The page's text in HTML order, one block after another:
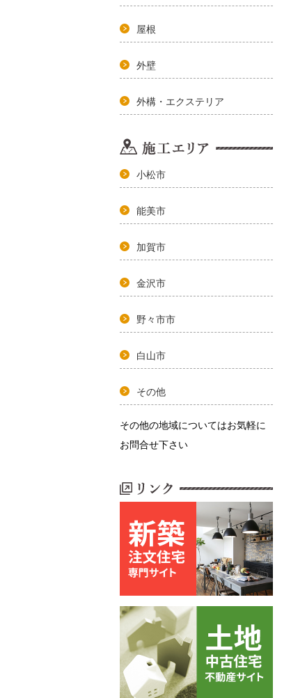
屋根
外壁
外構・エクステリア
小松市
能美市
加賀市
金沢市
野々市市
白山市
その他
その他の地域についてはお気軽に
お問合せ下さい